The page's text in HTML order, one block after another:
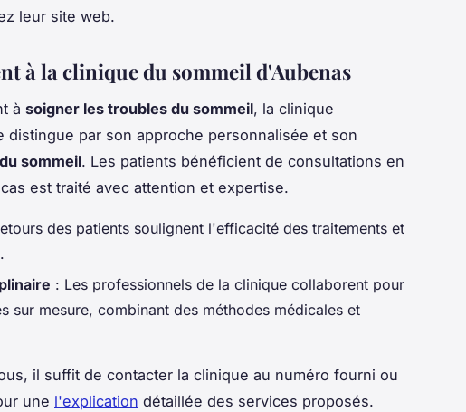
leur site web.
à la clinique du sommeil d'Aubenas
à soigner les troubles du sommeil, la clinique
distingue par son approche personnalisée et son
sommeil. Les patients bénéficient de consultations en
est traité avec attention et expertise.
des patients soulignent l'efficacité des traitements et
: Les professionnels de la clinique collaborent pour
sur mesure, combinant des méthodes médicales et
il suffit de contacter la clinique au numéro fourni ou
une l'explication détaillée des services proposés.